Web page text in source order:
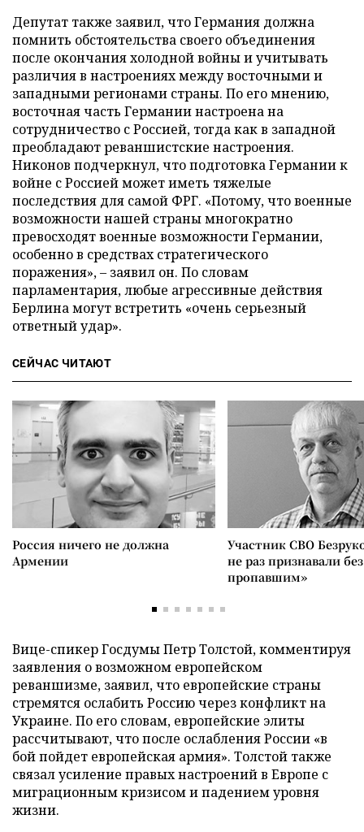
Депутат также заявил, что Германия должна
помнить обстоятельства своего объединения
после окончания холодной войны и учитывать
различия в настроениях между восточными и
западными регионами страны. По его мнению,
восточная часть Германии настроена на
сотрудничество с Россией, тогда как в западной
преобладают реваншистские настроения.
Никонов подчеркнул, что подготовка Германии к
войне с Россией может иметь тяжелые
последствия для самой ФРГ. «Потому, что военные
возможности нашей страны многократно
превосходят военные возможности Германии,
особенно в средствах стратегического
поражения», – заявил он. По словам
парламентария, любые агрессивные действия
Берлина могут встретить «очень серьезный
ответный удар».
СЕЙЧАС ЧИТАЮТ
Россия ничего не должна
Армении
Участник СВО
не раз признавали
пропавшим»
Вице-спикер Госдумы Петр Толстой, комментируя
заявления о возможном европейском
реваншизме, заявил, что европейские страны
стремятся ослабить Россию через конфликт на
Украине. По его словам, европейские элиты
рассчитывают, что после ослабления России «в
бой пойдет европейская армия». Толстой также
связал усиление правых настроений в Европе с
миграционным кризисом и падением уровня
жизни.